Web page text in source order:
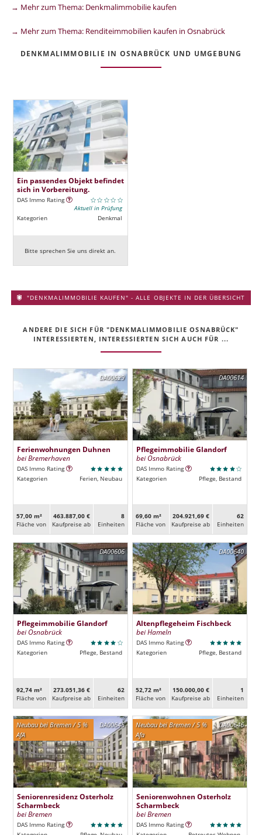
→ Mehr zum Thema: Denkmalimmobilie kaufen
→ Mehr zum Thema: Renditeimmobilien kaufen in Osnabrück
DENKMALIMMOBILIE IN OSNABRÜCK UND UMGEBUNG
Ein passendes Objekt befindet
sich in Vorbereitung.
DAS Immo Rating
Aktuell in Prüfung
Kategorien
Denkmal
Bitte sprechen Sie uns direkt an.
"DENKMALIMMOBILIE KAUFEN" - ALLE OBJEKTE IN DER ÜBERSICHT
ANDERE DIE SICH FÜR "DENKMALIMMOBILIE OSNABRÜCK"
INTERESSIERTEN, INTERESSIERTEN SICH AUCH FÜR ...
DA00629
Ferienwohnungen Duhnen
bei Bremerhaven
DAS Immo Rating
Kategorien
Ferien, Neubau
57,00 m²
Fläche von
463.887,00 €
Kaufpreise ab
8
Ein­heiten
DA00614
Pflegeimmobilie Glandorf
bei Osnabrück
DAS Immo Rating
Kategorien
Pflege, Bestand
69,60 m²
Fläche von
204.921,69 €
Kaufpreise ab
62
Ein­heiten
DA00606
Pflegeimmobilie Glandorf
bei Osnabrück
DAS Immo Rating
Kategorien
Pflege, Bestand
92,74 m²
Fläche von
273.051,36 €
Kaufpreise ab
62
Ein­heiten
DA00640
Altenpflegeheim Fischbeck
bei Hameln
DAS Immo Rating
Kategorien
Pflege, Bestand
52,72 m²
Fläche von
150.000,00 €
Kaufpreise ab
1
Ein­heiten
DA00645
Neubau bei Bremen / 5 %
AfA
Seniorenresidenz Osterholz
Scharmbeck
bei Bremen
DAS Immo Rating
DA00646
Neubau bei Bremen / 5 %
Afa
Seniorenwohnen Osterholz
Scharmbeck
bei Bremen
DAS Immo Rating